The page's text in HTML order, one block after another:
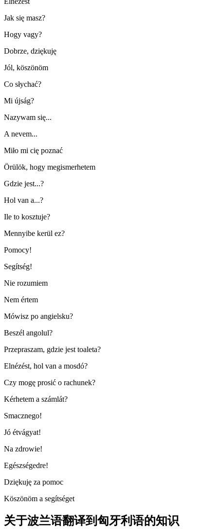
Jak się masz?
Hogy vagy?
Dobrze, dziękuję
Jól, köszönöm
Co słychać?
Mi újság?
Nazywam się...
A nevem...
Miło mi cię poznać
Örülök, hogy megismerhetem
Gdzie jest...?
Hol van a...?
Ile to kosztuje?
Mennyibe kerül ez?
Pomocy!
Segítség!
Nie rozumiem
Nem értem
Mówisz po angielsku?
Beszél angolul?
Przepraszam, gdzie jest toaleta?
Elnézést, hol van a mosdó?
Czy mogę prosić o rachunek?
Kérhetem a számlát?
Smacznego!
Jó étvágyat!
Na zdrowie!
Egészségedre!
Dziękuję za pomoc
Köszönöm a segítséget
关于波兰语翻译到匈牙利语的知识